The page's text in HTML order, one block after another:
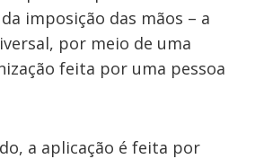
imposição das mãos – a
por meio de uma
feita por uma pessoa
a aplicação é feita por